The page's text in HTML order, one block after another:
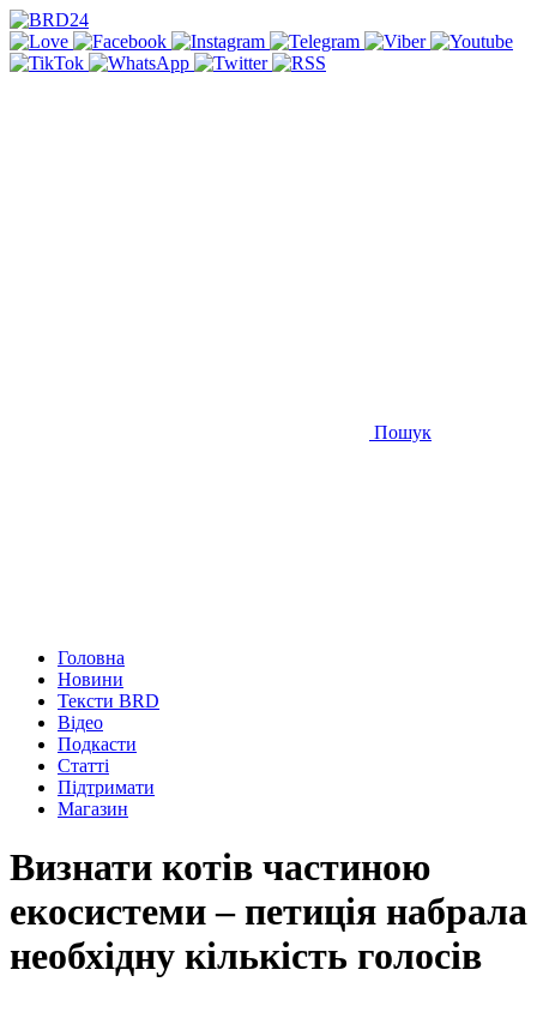
Пошук
Головна
Новини
Тексти BRD
Відео
Подкасти
Статті
Підтримати
Магазин
Визнати котів частиною
екосистеми – петиція набрала
необхідну кількість голосів